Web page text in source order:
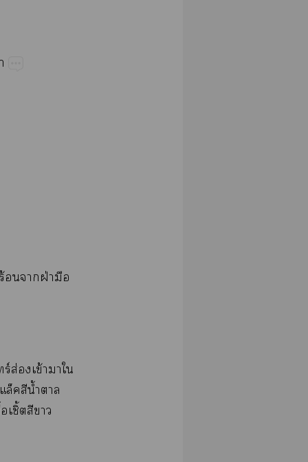
​​ฝ่​​
ส่​ข้​​​
น้ำ​​
​​​